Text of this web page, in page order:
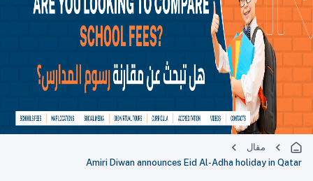
مقال
Amiri Diwan announces Eid Al-Adha holiday in Qatar